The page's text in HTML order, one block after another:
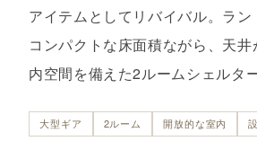
アイテムとしてリバイバル。ラ
コンパクトな床面積ながら、天
内空間を備えた2ルームシェルター
大型ギア 2ルーム 開放的な室内